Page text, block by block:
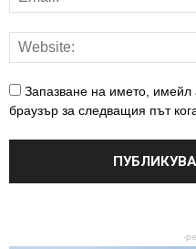
Запазване на името, имейл
браузър за следващия път
-